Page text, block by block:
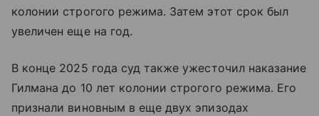
колонии строгого режима. Затем этот срок был
увеличен еще на год.
В конце 2025 года суд также ужесточил наказание
Гилмана до 10 лет колонии строгого режима. Его
признали виновным в еще двух эпизодах